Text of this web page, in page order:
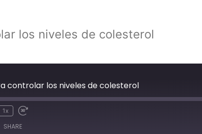
los niveles de colesterol
controlar los niveles de colesterol
1x
SHARE